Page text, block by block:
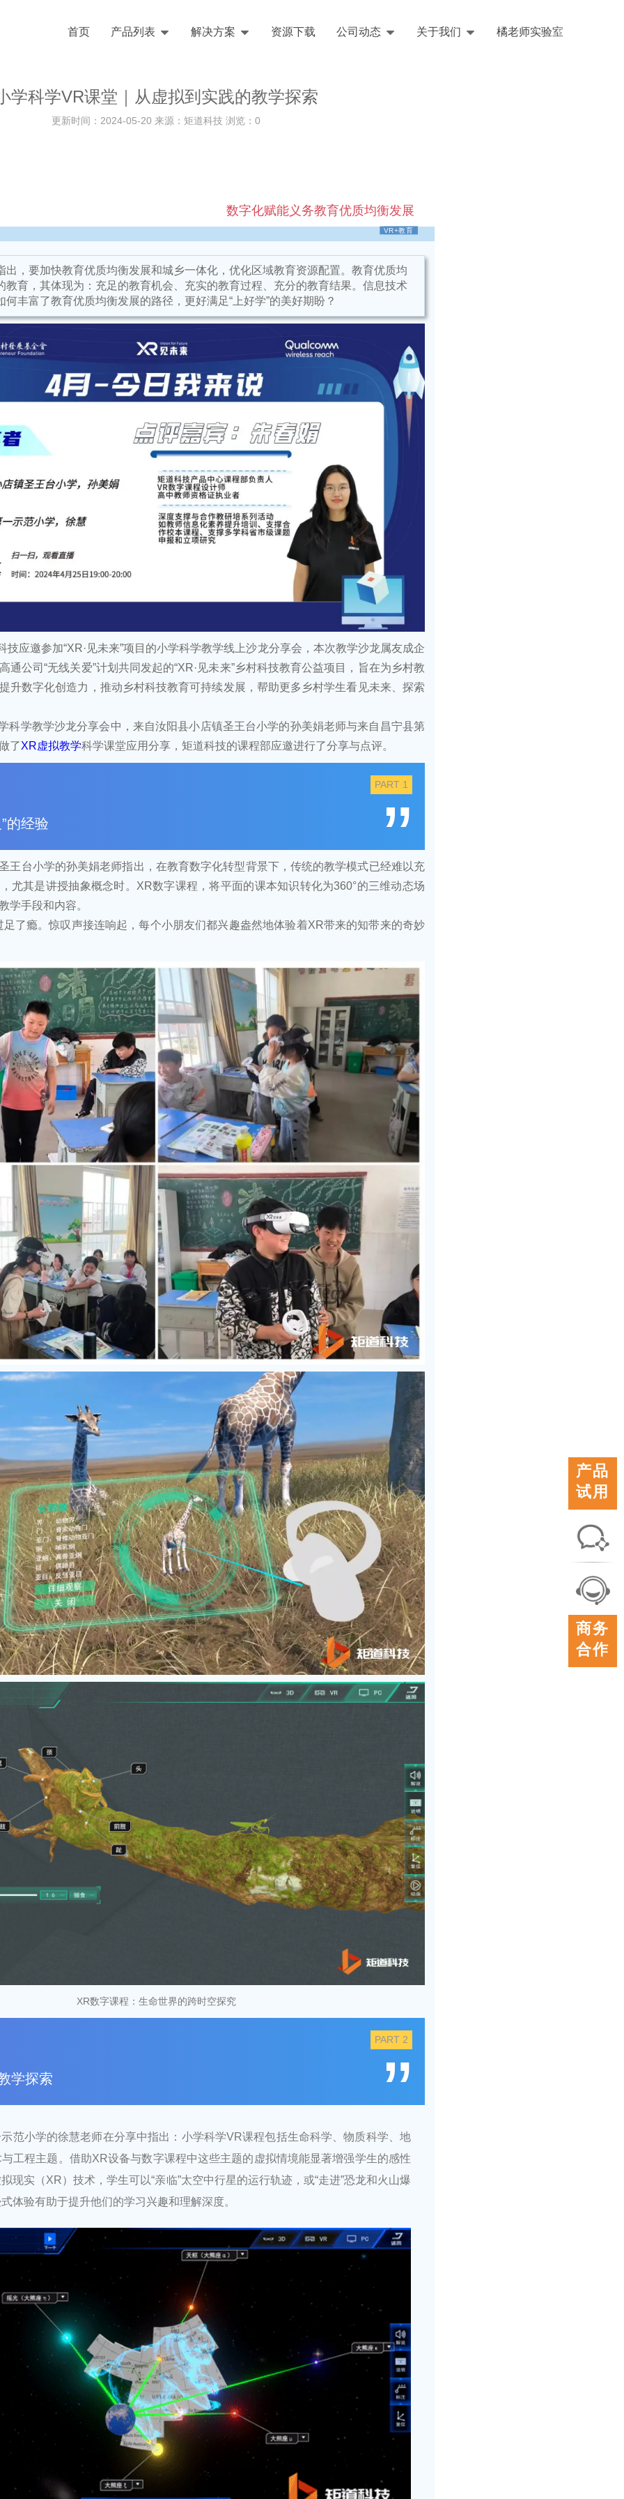
首页 产品列表 解决方案 资源下载 公司动态 关于我们 橘老师实验室English
学科学VR课堂｜从虚拟到实践的教学探索
更新时间：2024-05-20 来源：矩道科技 浏览： 0
数字化赋能义务教育优质均衡发展
VR+教育
出，要加快教育优质均衡发展和城乡一体化，优化区域教育资源配置。 教育优质均
教育，其体现为：充足的教育机会、充实的教育过程、充分的教育结果。信息技术
丰富了教育优质均衡发展的路径，更好满足“上好学”的美好期盼？
技应邀参加“XR·见未来”项目的小学科学教学线上沙龙分享会，本次教学沙龙属友成企
通公司“无线关爱”计划共同发起的“XR·见未来”乡村科技教育公益项目，旨在为乡村教
升数字化创造力，推动乡村科技教育可持续发展，帮助更多乡村学生看见未来、探索
科学教学沙龙分享会中，来自汝阳县小店镇圣王台小学的孙美娟老师与来自昌宁县第
了XR虚拟教学科学课堂应用分享，矩道科技的课程部应邀进行了分享与点评。
的经验
PART 1
”
王台小学的孙美娟老师指出，在教育数字化转型背景下，传统的教学模式已经难以充
尤其是讲授抽象概念时。XR数字课程，将平面的课本知识转化为360°的三维动态场
学手段和内容。
了瘾。惊叹声接连响起，每个小朋友们都兴趣盎然地体验着XR带来的知带来的奇妙
XR数字课程：生命世界的跨时空探究
学探索
PART 2
”
范小学的徐慧老师在分享中指出：小学科学VR课程包括生命科学、物质科学、地
工程主题。借助XR设备与数字课程中这些主题的虚拟情境能显著增强学生的感性
现实（XR）技术，学生可以“亲临”太空中行星的运行轨迹，或“走进”恐龙和火山爆
体验有助于提升他们的学习兴趣和理解深度。
产品
试用
联系
我们
在线
客服
商务
合作